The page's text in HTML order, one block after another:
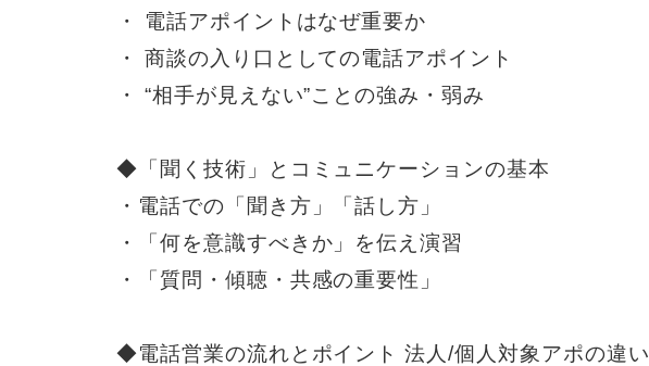
・ 電話アポイントはなぜ重要か
・ 商談の入り口としての電話アポイント
・ “相手が見えない”ことの強み・弱み
◆「聞く技術」とコミュニケーションの基本
・電話での「聞き方」「話し方」
・「何を意識すべきか」を伝え演習
・「質問・傾聴・共感の重要性」
◆電話営業の流れとポイント 法人/個人対象アポの違い